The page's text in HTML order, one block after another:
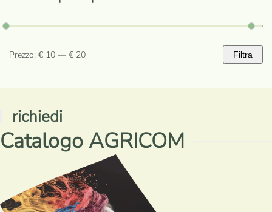
prodotto
Prezzo
Prezzo
Filtra
Prezzo: € 10 — € 20
richiedi
Catalogo AGRICOM